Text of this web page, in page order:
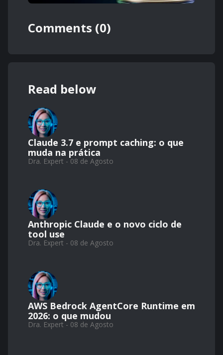
Comments (0)
Read below
Claude 3.7 e prompt caching: o que
muda na prática
Dra. Expert - 08 de Agosto
Anthropic Claude e o novo ciclo de
tool use
Dra. Expert - 08 de Agosto
AWS Bedrock AgentCore Runtime em
2026: o que mudou
Dra. Expert - 08 de Agosto